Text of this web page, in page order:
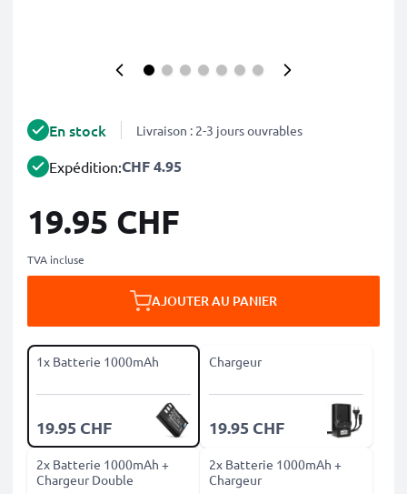
En stock Livraison : 2-3 jours ouvrables
Expédition:CHF 4.95
19.95 CHF
TVA incluse
AJOUTER AU PANIER
1x Batterie 1000mAh
19.95 CHF
Chargeur
19.95 CHF
2x Batterie 1000mAh +
Chargeur Double
2x Batterie 1000mAh +
Chargeur